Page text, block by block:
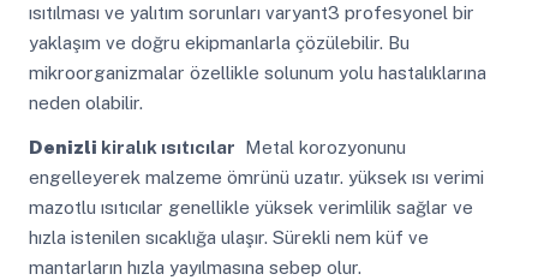
ısıtılması ve yalıtım sorunları varyant3 profesyonel bir
yaklaşım ve doğru ekipmanlarla çözülebilir. Bu
mikroorganizmalar özellikle solunum yolu hastalıklarına
neden olabilir.
Denizli kiralık ısıtıcılar Metal korozyonunu
engelleyerek malzeme ömrünü uzatır. yüksek ısı verimi
mazotlu ısıtıcılar genellikle yüksek verimlilik sağlar ve
hızla istenilen sıcaklığa ulaşır. Sürekli nem küf ve
mantarların hızla yayılmasına sebep olur.